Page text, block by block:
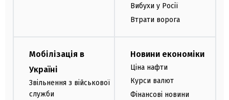
Вибухи у Росії
Втрати ворога
Мобілізація в
Україні
Звільнення з військової
служби
Новини економіки
Ціна нафти
Курси валют
Фінансові новини